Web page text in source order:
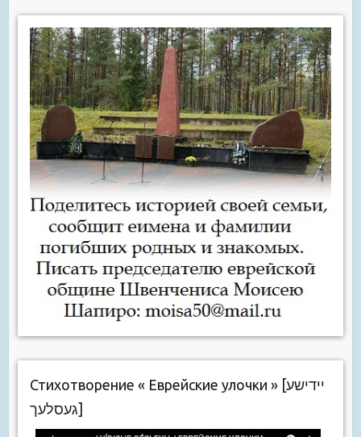
Стихотворение « Еврейские улочки » [יידישע
געסלעך]